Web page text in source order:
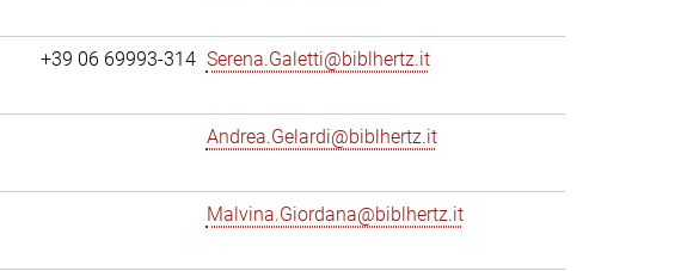
+39 06 69993-314 Serena.Galetti@biblhertz.it
Andrea.Gelardi@biblhertz.it
Malvina.Giordana@biblhertz.it